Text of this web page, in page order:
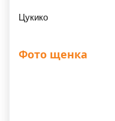
Цукико
Фото щенка